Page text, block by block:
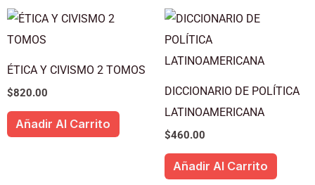
ÉTICA Y CIVISMO 2 TOMOS
$820.00
Añadir Al Carrito
DICCIONARIO DE POLÍTICA
LATINOAMERICANA
$460.00
Añadir Al Carrito